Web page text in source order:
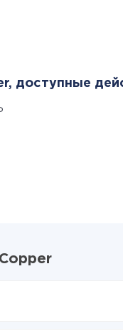
доступные